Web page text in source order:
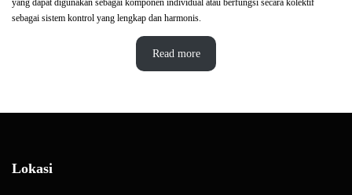
sebagai sistem kontrol yang lengkap dan harmonis.
Read more
Lokasi